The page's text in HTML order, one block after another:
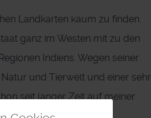
Landkarten kaum zu finden.
ganz im Westen mit zu den
Indiens. Wegen seiner
und Tierwelt und einer sehr
seit langer Zeit auf meiner